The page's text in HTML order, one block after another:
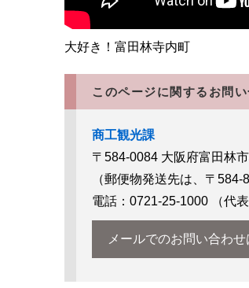
大好き！富田林寺内町
このページに関するお問
商工観光課
〒584-0084 大阪府富田林
（郵便物発送先は、〒
電話：0721-25-1000
（代表
メールでのお問い合わせ